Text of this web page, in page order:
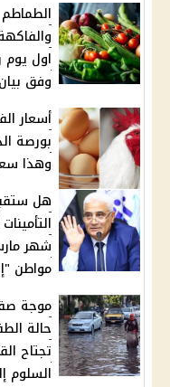
اول يوم
وفق
أسعار
وهذا
هل
مواطن
موجة
حالة
تجتاح
السلوم